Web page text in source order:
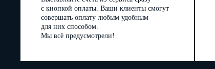
с кнопкой оплаты. Ваши клиенты смогут
совершать оплату любым удобным
для них способом.
Мы всё предусмотрели!